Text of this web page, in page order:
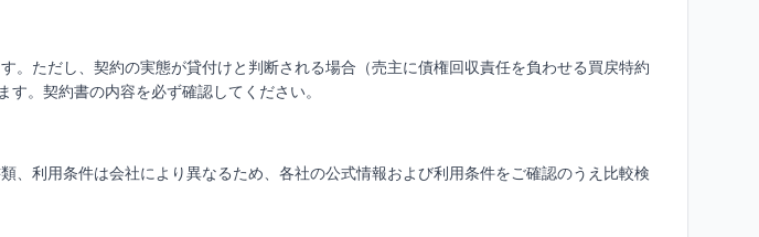
ただし、契約の実態が貸付けと判断される場合（売主に債権回収責任を負わせる買戻特約
。契約書の内容を必ず確認してください。
利用条件は会社により異なるため、各社の公式情報および利用条件をご確認のうえ比較検